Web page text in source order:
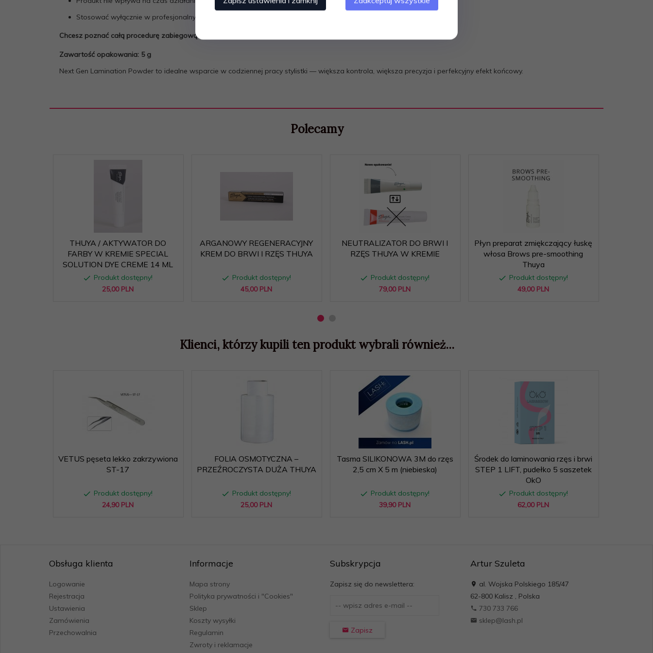
Stosować wyłącznie w profesjonalnych zabiegach stylizacji rzęs i brwi.
Chcesz poznać całą procedurę zabiegową? kliknij tu
Zawartość opakowania: 5 g
Next Gen Lamination Powder to idealne wsparcie w codziennej pracy stylistki — większa kontrola, większa precyzja i perfekcyjny efekt końcowy.
Polecamy
THUYA / AKTYWATOR DO
FARBY W KREMIE SPECIAL
SOLUTION DYE CREME 14 ML
Produkt dostępny!
25,00 PLN
ARGANOWY REGENERACYJNY
KREM DO BRWI I RZĘS THUYA
Produkt dostępny!
45,00 PLN
NEUTRALIZATOR DO BRWI I
RZĘS THUYA W KREMIE
Produkt dostępny!
79,00 PLN
Płyn preparat zmiękczający łuskę
włosa Brows pre-smoothing
Thuya
Produkt dostępny!
49,00 PLN
Klienci, którzy kupili ten produkt wybrali również...
VETUS pęseta lekko zakrzywiona
ST-17
Produkt dostępny!
24,90 PLN
FOLIA OSMOTYCZNA –
PRZEŹROCZYSTA DUŻA THUYA
Produkt dostępny!
25,00 PLN
Tasma SILIKONOWA 3M do rzęs
2,5 cm X 5 m (niebieska)
Produkt dostępny!
39,90 PLN
Środek do laminowania rzęs i brwi
STEP 1 LIFT, pudełko 5 saszetek
OkO
Produkt dostępny!
62,00 PLN
Obsługa klienta
Logowanie
Rejestracja
Ustawienia
Zamówienia
Przechowalnia
Informacje
Mapa strony
Polityka prywatności i "Cookies"
Sklep
Koszty wysyłki
Regulamin
Zwroty i reklamacje
Subskrypcja
Zapisz się do newslettera:
Zapisz
Artur Szuleta
al. Wojska Polskiego 185/47
62-800 Kalisz , Polska
730 733 766
sklep@lash.pl